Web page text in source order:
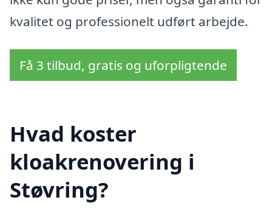
kvalitet og professionelt udført arbejde.
Få 3 tilbud, gratis og uforpligtende
Hvad koster
kloakrenovering i
Støvring?